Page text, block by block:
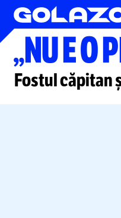
Superliga
„NU E O
Fostul căpitan